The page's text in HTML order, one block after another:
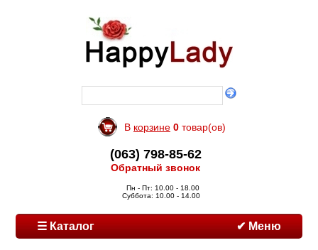
В корзине 0 товар(ов)
(063) 798-85-62
Обратный звонок
Пн - Пт: 10.00 - 18.00
Суббота: 10.00 - 14.00
☰ Каталог ✔ Меню